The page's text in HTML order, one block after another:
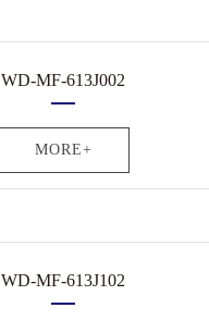
WD-MF-613J002
MORE+
WD-MF-613J102